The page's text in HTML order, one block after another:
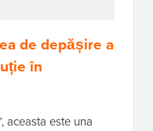
de depășire a
în
aceasta este una